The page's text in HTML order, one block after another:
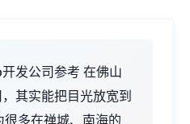
发公司参考 在佛山
其实能把目光放宽到
多在禅城、南海的